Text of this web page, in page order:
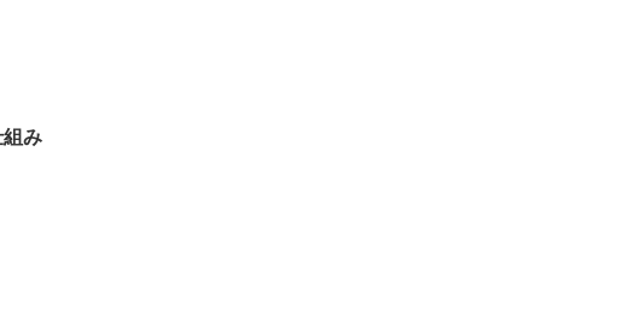
み